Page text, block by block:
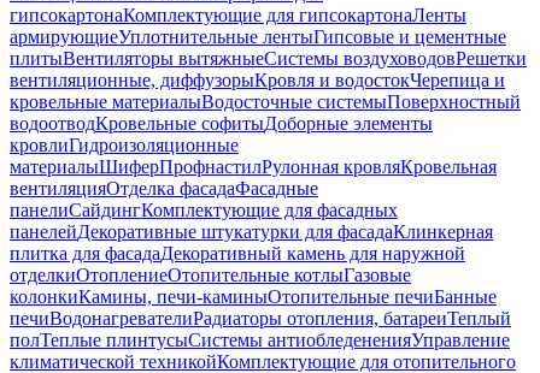
гипсокартонаКомплектующие для гипсокартонаЛенты
армирующиеУплотнительные лентыГипсовые и цементные
плитыВентиляторы вытяжныеСистемы воздуховодовРешетки
вентиляционные, диффузорыКровля и водостокЧерепица и
кровельные материалыВодосточные системыПоверхностный
водоотводКровельные софитыДоборные элементы
кровлиГидроизоляционные
материалыШиферПрофнастилРулонная кровляКровельная
вентиляцияОтделка фасадаФасадные
панелиСайдингКомплектующие для фасадных
панелейДекоративные штукатурки для фасадаКлинкерная
плитка для фасадаДекоративный камень для наружной
отделкиОтоплениеОтопительные котлыГазовые
колонкиКамины, печи-каминыОтопительные печиБанные
печиВодонагревателиРадиаторы отопления, батареиТеплый
полТеплые плинтусыСистемы антиобледененияУправление
климатической техникойКомплектующие для отопительного